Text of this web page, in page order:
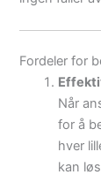
Fordeler for
Når
for å
hver
kan